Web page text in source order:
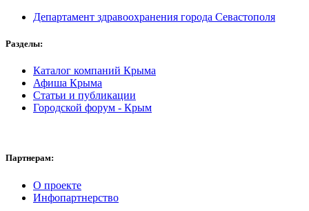
Департамент здравоохранения города Севастополя
Разделы:
Каталог компаний Крыма
Афиша Крыма
Статьи и публикации
Городской форум - Крым
Партнерам:
О проекте
Инфопартнерство